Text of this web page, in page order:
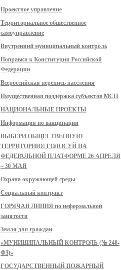
Проектное управление
Территориальное общественное
самоуправление
Внутренний муниципальный контроль
Поправки к Конституции Российской
Федерации
Всероссийская перепись населения
Имущественная поддержка субъектов МСП
НАЦИОНАЛЬНЫЕ ПРОЕКТЫ
Информация по вакцинации
ВЫБЕРИ ОБЩЕСТВЕННУЮ
ТЕРРИТОРИЮ! ГОЛОСУЙ НА
ФЕДЕРАЛЬНОЙ ПЛАТФОРМЕ 26 АПРЕЛЯ
– 30 МАЯ
Охрана окружающей среды
Социальный контракт
ГОРЯЧАЯ ЛИНИЯ по неформальной
занятости
Земля для граждан
«МУНИЦИПАЛЬНЫЙ КОНТРОЛЬ (№ 248-
ФЗ)»
ГОСУДАРСТВЕННЫЙ ПОЖАРНЫЙ